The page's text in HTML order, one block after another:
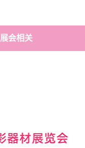
展会相关